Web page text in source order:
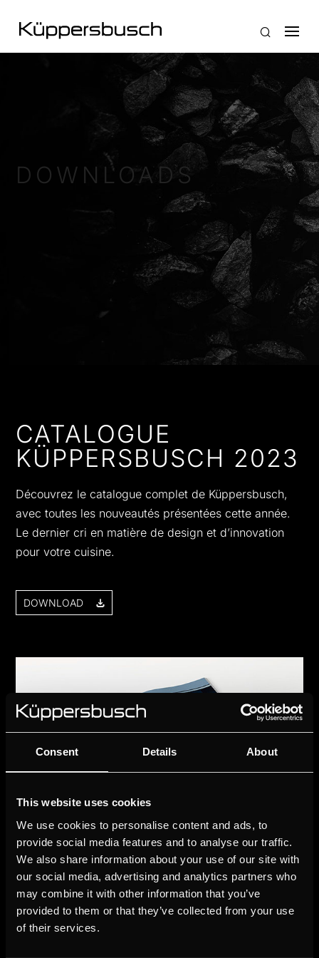
Consent Details About
This website uses cookies
We use cookies to personalise content and ads, to
provide social media features and to analyse our traffic.
We also share information about your use of our site with
our social media, advertising and analytics partners who
may combine it with other information that you’ve
provided to them or that they’ve collected from your use
of their services.
DOWNLOADS
CATALOGUE
KÜPPERSBUSCH 2023
Découvrez le catalogue complet de Küppersbusch,
avec toutes les nouveautés présentées cette année.
Le dernier cri en matière de design et d’innovation
pour votre cuisine.
DOWNLOAD